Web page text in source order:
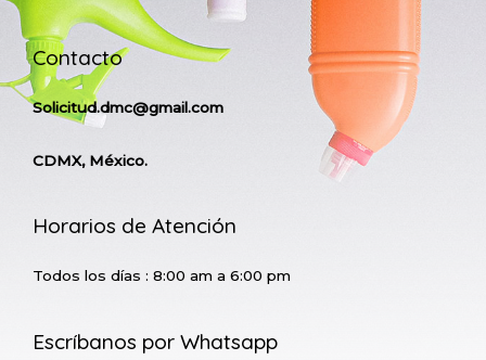
Contacto
Solicitud.dmc@gmail.com
CDMX, México.
Horarios de Atención
Todos los días : 8:00 am a 6:00 pm
Escríbanos por Whatsapp